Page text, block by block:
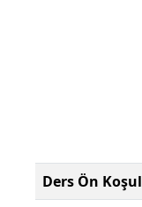
Ders Ön Koşul